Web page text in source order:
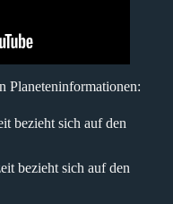
Planeteninformationen:
bezieht sich auf den
bezieht sich auf den